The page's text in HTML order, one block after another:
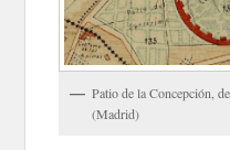
Patio de la Concepción,
(Madrid)